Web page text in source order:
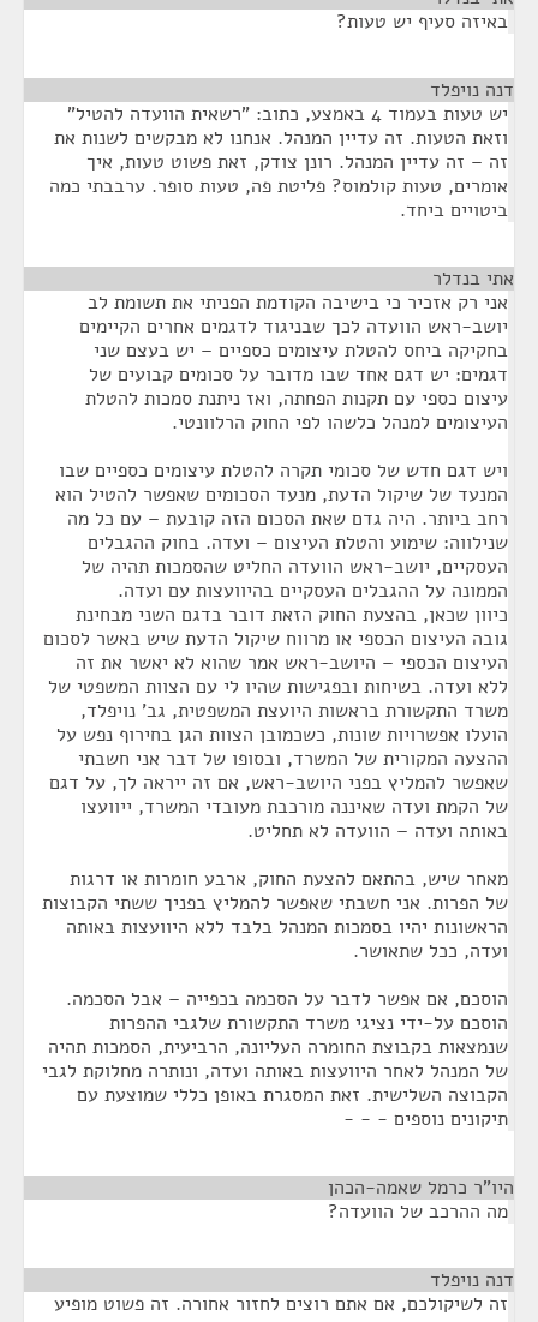
באיזה סעיף יש טעות?
דנה נויפלד
יש טעות בעמוד 4 באמצע, כתוב: "רשאית הוועדה להטיל"
וזאת הטעות. זה עדיין המנהל. אנחנו לא מבקשים לשנות את
זה – זה עדיין המנהל. רונן צודק, זאת פשוט טעות, איך
אומרים, טעות קולמוס? פליטת פה, טעות סופר. ערבבתי כמה
ביטויים ביחד.
אתי בנדלר
אני רק אזכיר כי בישיבה הקודמת הפניתי את תשומת לב
יושב-ראש הוועדה לכך שבניגוד לדגמים אחרים הקיימים
בחקיקה ביחס להטלת עיצומים כספיים – יש בעצם שני
דגמים: יש דגם אחד שבו מדובר על סכומים קבועים של
עיצום כספי עם תקנות הפחתה, ואז ניתנת סמכות להטלת
העיצומים למנהל כלשהו לפי החוק הרלוונטי.
ויש דגם חדש של סכומי תקרה להטלת עיצומים כספיים שבו
המנעד של שיקול הדעת, מנעד הסכומים שאפשר להטיל הוא
רחב ביותר. היה גדם שאת הסכום הזה קובעת – עם כל מה
שנילווה: שימוע והטלת העיצום – ועדה. בחוק ההגבלים
העסקיים, יושב-ראש הוועדה החליט שהסמכות תהיה של
הממונה על ההגבלים העסקיים בהיוועצות עם ועדה.
כיוון שכאן, בהצעת החוק הזאת דובר בדגם השני מבחינת
גובה העיצום הכספי או מרווח שיקול הדעת שיש באשר לסכום
העיצום הכספי – היושב-ראש אמר שהוא לא יאשר את זה
ללא ועדה. בשיחות ובפגישות שהיו לי עם הצוות המשפטי של
משרד התקשורת בראשות היועצת המשפטית, גב' נויפלד,
הועלו אפשרויות שונות, כשכמובן הצוות הגן בחירוף נפש על
ההצעה המקורית של המשרד, ובסופו של דבר אני חשבתי
שאפשר להמליץ בפני היושב-ראש, אם זה ייראה לך, על דגם
של הקמת ועדה שאיננה מורכבת מעובדי המשרד, ייוועצו
באותה ועדה – הוועדה לא תחליט.
מאחר שיש, בהתאם להצעת החוק, ארבע חומרות או דרגות
של הפרות. אני חשבתי שאפשר להמליץ בפניך ששתי הקבוצות
הראשונות יהיו בסמכות המנהל בלבד ללא היוועצות באותה
ועדה, ככל שתאושר.
הוסכם, אם אפשר לדבר על הסכמה בכפייה – אבל הסכמה.
הוסכם על-ידי נציגי משרד התקשורת שלגבי ההפרות
שנמצאות בקבוצת החומרה העליונה, הרביעית, הסמכות תהיה
של המנהל לאחר היוועצות באותה ועדה, ונותרה מחלוקת לגבי
הקבוצה השלישית. זאת המסגרת באופן כללי שמוצעת עם
תיקונים נוספים - - -
היו"ר כרמל שאמה-הכהן
מה ההרכב של הוועדה?
דנה נויפלד
זה לשיקולכם, אם אתם רוצים לחזור אחורה. זה פשוט מופיע